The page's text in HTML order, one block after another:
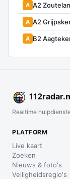
A A2
A A2
A B2
112radar
Realtime
PLATFORM
Live kaart
Zoeken
Nieuws & foto's
Veiligheidsregio's